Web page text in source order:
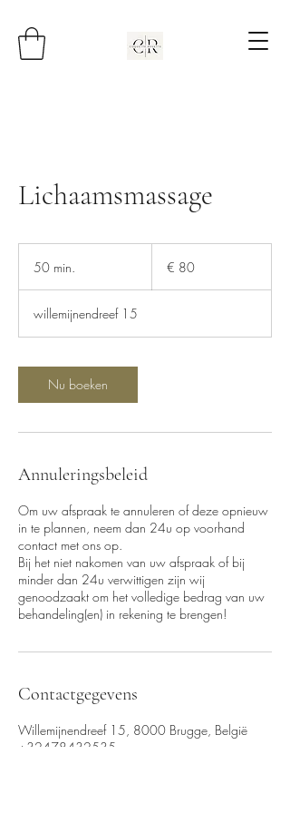
Lichaamsmassage
50 min.
i
n
€ 80
willemijnendreef 15
Nu boeken
Annuleringsbeleid
Om uw afspraak te annuleren of deze opnieuw
in te plannen, neem dan 24u op voorhand
contact met ons op.
Bij het niet nakomen van uw afspraak of bij
minder dan 24u verwittigen zijn wij
genoodzaakt om het volledige bedrag van uw
behandeling(en) in rekening te brengen!
Contactgegevens
Willemijnendreef 15, 8000 Brugge, België
+32478432535